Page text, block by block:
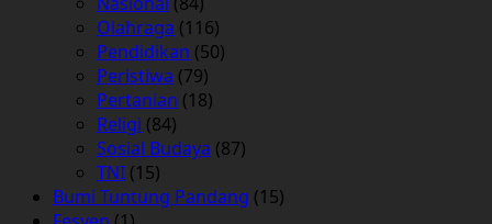
Olahraga (116)
Pendidikan (50)
Peristiwa (79)
Pertanian (18)
Religi (84)
Sosial Budaya (87)
TNI (15)
Bumi Tuntung Pandang (15)